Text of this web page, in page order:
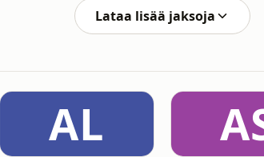
Lataa lisää jaksoja
AL